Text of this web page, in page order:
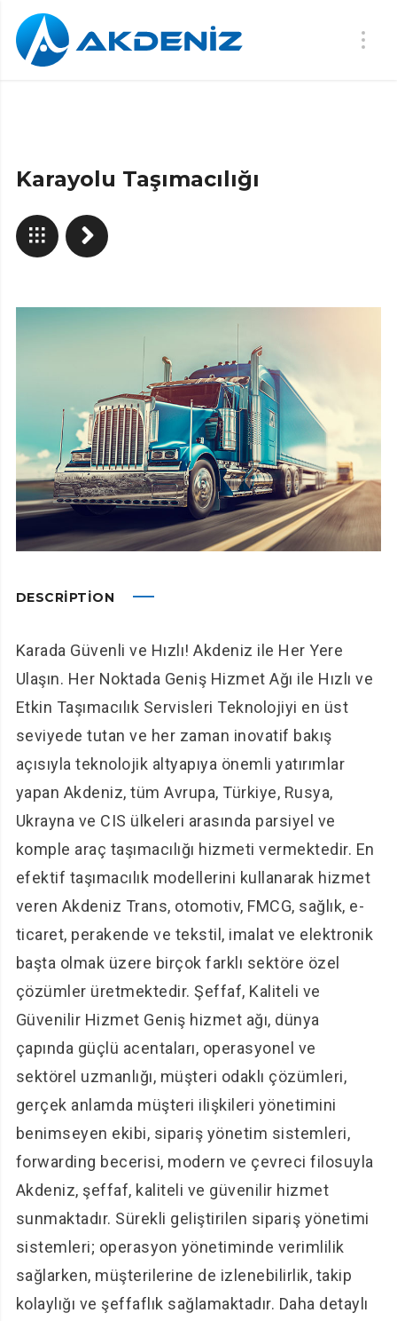
Karayolu Taşımacılığı
DESCRIPTION
Karada Güvenli ve Hızlı! Akdeniz ile Her Yere
Ulaşın. Her Noktada Geniş Hizmet Ağı ile Hızlı ve
Etkin Taşımacılık Servisleri Teknolojiyi en üst
seviyede tutan ve her zaman inovatif bakış
açısıyla teknolojik altyapıya önemli yatırımlar
yapan Akdeniz, tüm Avrupa, Türkiye, Rusya,
Ukrayna ve CIS ülkeleri arasında parsiyel ve
komple araç taşımacılığı hizmeti vermektedir. En
efektif taşımacılık modellerini kullanarak hizmet
veren Akdeniz Trans, otomotiv, FMCG, sağlık, e-
ticaret, perakende ve tekstil, imalat ve elektronik
başta olmak üzere birçok farklı sektöre özel
çözümler üretmektedir. Şeffaf, Kaliteli ve
Güvenilir Hizmet Geniş hizmet ağı, dünya
çapında güçlü acentaları, operasyonel ve
sektörel uzmanlığı, müşteri odaklı çözümleri,
gerçek anlamda müşteri ilişkileri yönetimini
benimseyen ekibi, sipariş yönetim sistemleri,
forwarding becerisi, modern ve çevreci filosuyla
Akdeniz, şeffaf, kaliteli ve güvenilir hizmet
sunmaktadır. Sürekli geliştirilen sipariş yönetimi
sistemleri; operasyon yönetiminde verimlilik
sağlarken, müşterilerine de izlenebilirlik, takip
kolaylığı ve şeffaflık sağlamaktadır. Daha detaylı